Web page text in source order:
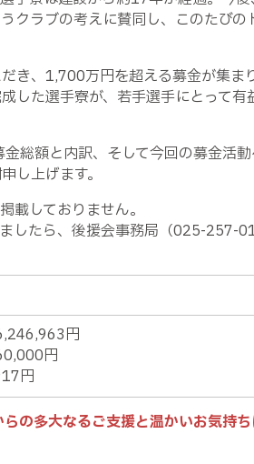
クラブの考えに賛同し、このたび
き、1,700万円を超える募金が集
した選手寮が、若手選手にとって
総額と内訳、そして今回の募金活
し上げます。
しておりません。
したら、後援会事務局（025-257-
円
円
円
の多大なるご支援と温かいお気持ち